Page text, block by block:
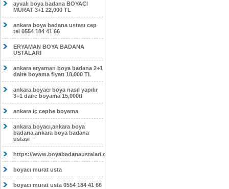
ayvalı boya badana BOYACI
MURAT 3+1 22,000 TL
ankara boya badana ustası cep
tel 0554 184 41 66
ERYAMAN BOYA BADANA
USTALARI
ankara eryaman boya badana 2+1
daire boyama fiyatı 18,000 TL
ankara boyacı boya nasıl yapılır
3+1 daire boyama 15,000tl
ankara iç cephe boyama
ankara boyacı,ankara boya
badana,ankara boya badana
ustası
https://www.boyabadanaustalari.com/
boyacı murat usta
boyacı murat usta 0554 184 41 66